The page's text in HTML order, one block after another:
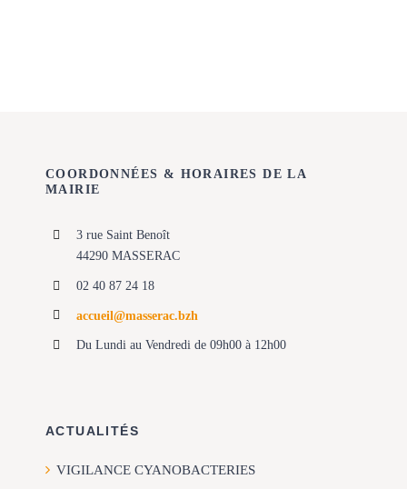
COORDONNÉES & HORAIRES DE LA
MAIRIE
3 rue Saint Benoît
44290 MASSERAC
02 40 87 24 18
accueil@masserac.bzh
Du Lundi au Vendredi de 09h00 à 12h00
ACTUALITÉS
VIGILANCE CYANOBACTERIES